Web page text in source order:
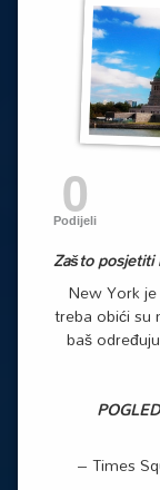
0
Podijeli
Zašto posjetiti
New York
treba obići su
baš
– Times